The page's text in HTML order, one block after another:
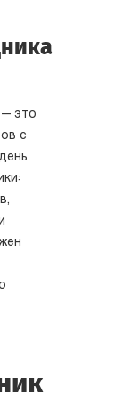
это
с